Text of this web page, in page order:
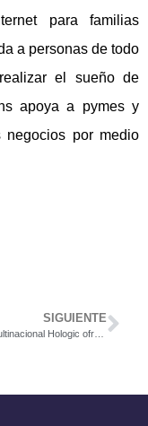
para familias
a personas de todo
el sueño de
apoya a pymes y
negocios por medio
SIGUIENTE
Empresa multinacional Hologic ofrece puesto para Temp Warehouse Assistant.